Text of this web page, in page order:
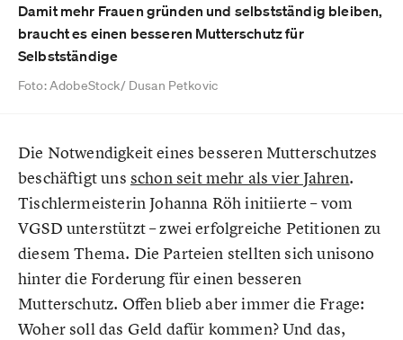
Damit mehr Frauen gründen und selbstständig bleiben,
braucht es einen besseren Mutterschutz für
Selbstständige
Foto: AdobeStock/ Dusan Petkovic
Die Notwendigkeit eines besseren Mutterschutzes
beschäftigt uns schon seit mehr als vier Jahren.
Tischlermeisterin Johanna Röh initiierte – vom
VGSD unterstützt – zwei erfolgreiche Petitionen zu
diesem Thema. Die Parteien stellten sich unisono
hinter die Forderung für einen besseren
Mutterschutz. Offen blieb aber immer die Frage:
Woher soll das Geld dafür kommen? Und das,